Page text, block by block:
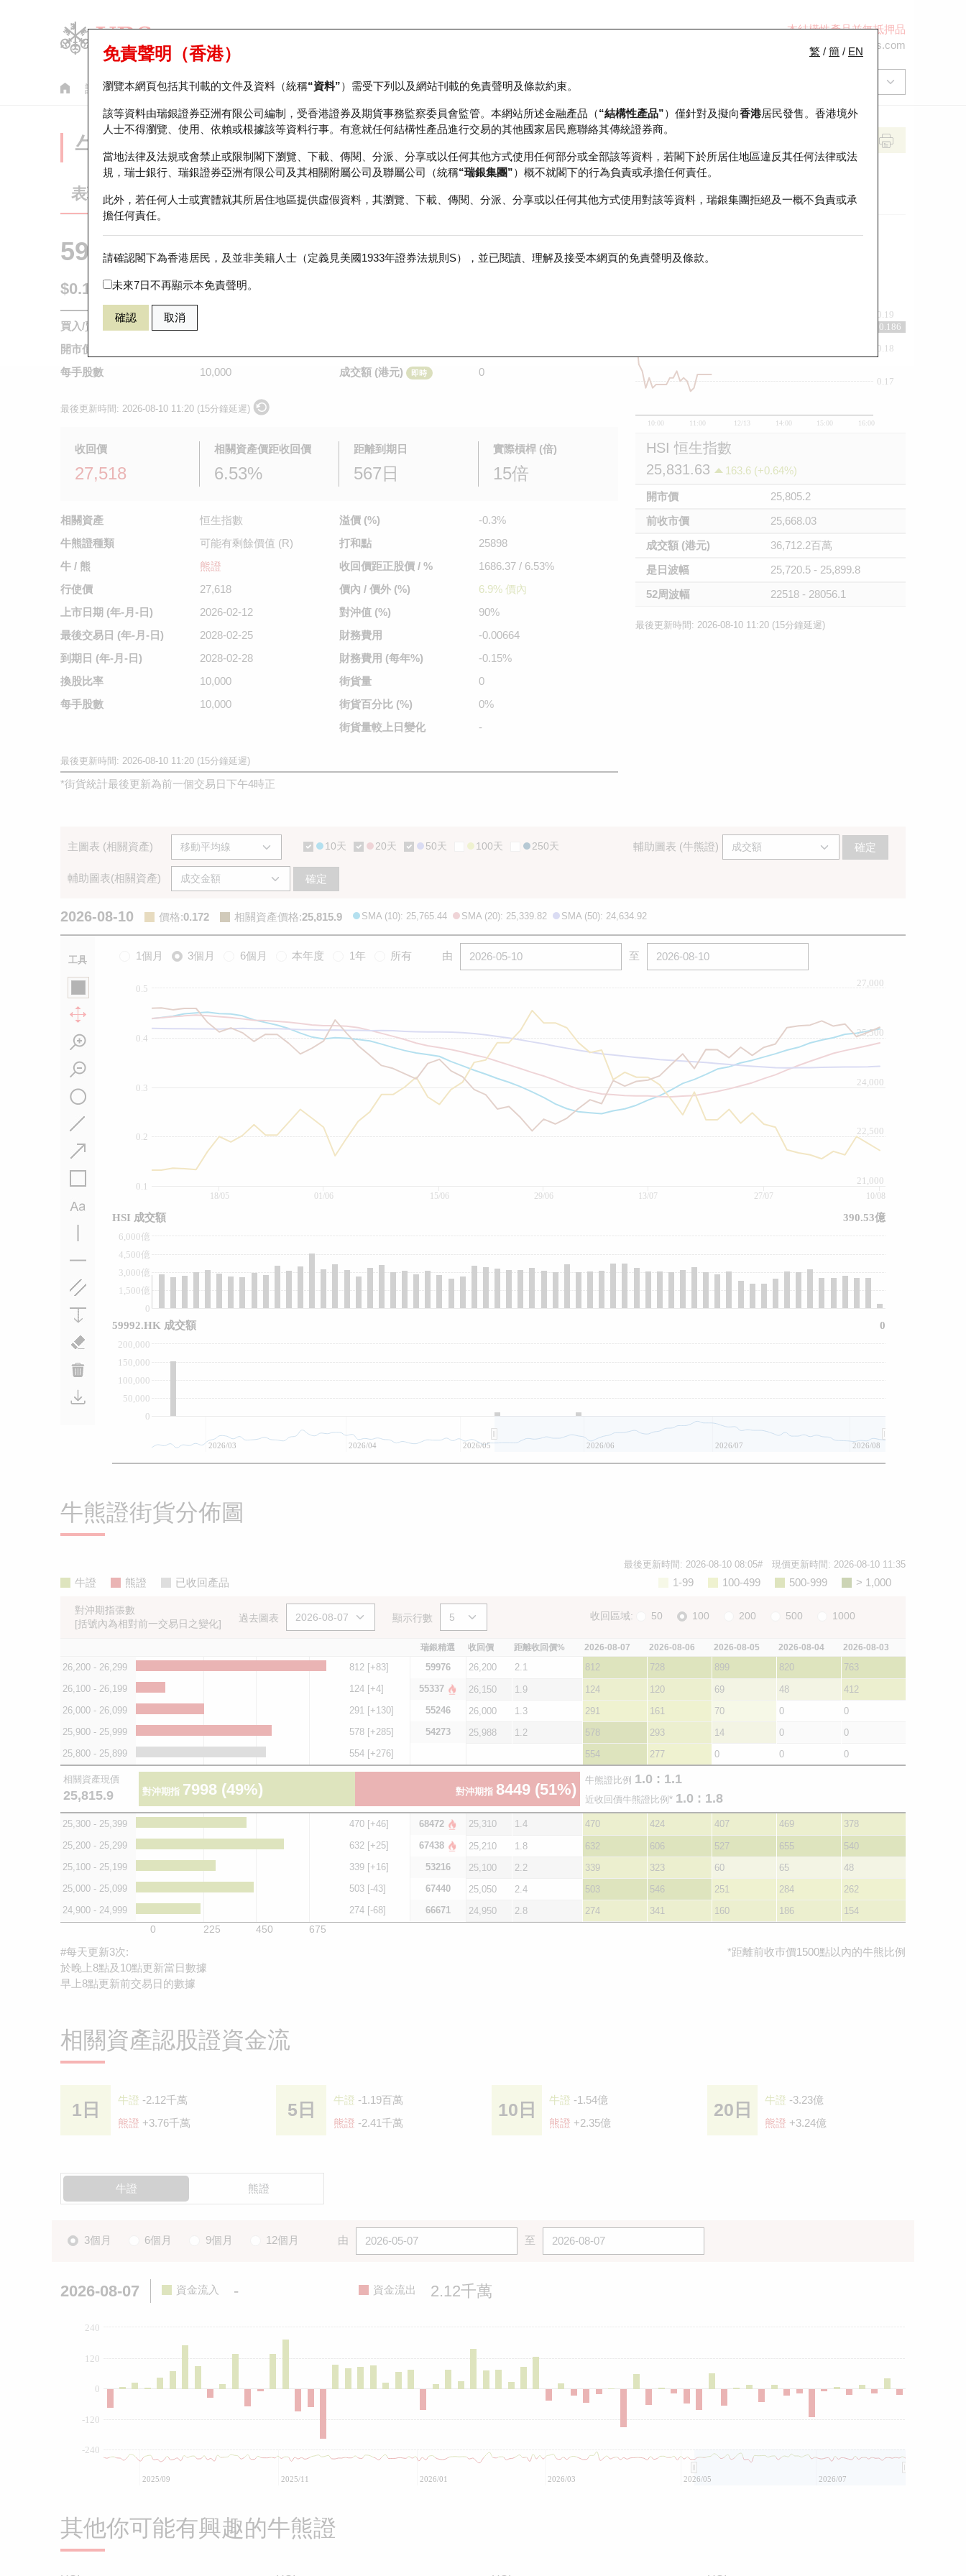
本結構性產品並無抵押品
ol-hkwarrants@ubs.com
認股證 牛熊證 美股指數產品 輪證市場統計 正股資料及市場統計 瑞銀輪證教室
繁 / 簡 / EN
免責聲明（香港）
瀏覽本網頁包括其刊載的文件及資料（統稱“資料”）需受下列以及網站刊載的免責聲明及條款約束。
該等資料由瑞銀證券亞洲有限公司編制，受香港證券及期貨事務監察委員會監管。本網站所述金融產品（“結構性產品”）僅針對及擬向香港居民發售。香港境外
人士不得瀏覽、使用、依賴或根據該等資料行事。有意就任何結構性產品進行交易的其他國家居民應聯絡其傳統證券商。
當地法律及法規或會禁止或限制閣下瀏覽、下載、傳閱、分派、分享或以任何其他方式使用任何部分或全部該等資料，若閣下於所居住地區違反其任何法律或法
規，瑞士銀行、瑞銀證券亞洲有限公司及其相關附屬公司及聯屬公司（統稱“瑞銀集團”）概不就閣下的行為負責或承擔任何責任。
此外，若任何人士或實體就其所居住地區提供虛假資料，其瀏覽、下載、傳閱、分派、分享或以任何其他方式使用對該等資料，瑞銀集團拒絕及一概不負責或承
擔任何責任。
請確認閣下為香港居民，及並非美籍人士（定義見美國1933年證券法規則S），並已閱讀、理解及接受本網頁的免責聲明及條款。
未來7日不再顯示本免責聲明。
確認 取消
牛熊證分析儀
表現 街貨統計 比較
59992 瑞銀熊證 HSI 恒生指數
$0.172 0.014 (-7.53%) 即時
買入/賣出價
開市價
每手股數
10,000
成交額 (港元)
即時 0
最後更新時間: 2026-08-10 11:20 (15分鐘延遲)
收回價
27,518
相關資產價距收回價
6.53%
距離到期日
567日
實際槓桿 (倍)
15倍
相關資產
恒生指數
牛熊證種類
可能有剩餘價值 (R)
牛 / 熊
熊證
行使價
27,618
上市日期 (年-月-日)
2026-02-12
最後交易日 (年-月-日)
2028-02-25
到期日 (年-月-日)
2028-02-28
換股比率
10,000
每手股數
10,000
溢價 (%)
-0.3%
打和點
25898
收回價距正股價 / %
1686.37 / 6.53%
價內 / 價外 (%)
6.9% 價內
對沖值 (%)
90%
財務費用
-0.00664
財務費用 (每年%)
-0.15%
街貨量
0
街貨百分比 (%)
0%
街貨量較 上日變化 -
最後更新時間: 2026-08-10 11:20 (15分鐘延遲)
*街貨統計最後更新為前一個交易日下午4時正
10:00 11:00 12/13 14:00 15:00 16:00
0.17
0.18
0.19
0.186
HSI 恒生指數
25,831.63
163.6 (+0.64%)
開市價
25,805.2
前收市價
25,668.03
成交額 (港元)
36,712.2百萬
是日波幅
25,720.5 - 25,899.8
52周波幅
22518 - 28056.1
最後更新時間: 2026-08-10 11:20 (15分鐘延遲)
主圖表 (相關資產) 10天 20天 50天 100天 250天 輔助圖表 (牛熊證) 確定
輔助圖表(相關資產) 確定
2026-08-10 價格:0.172 相關資產價格:25,815.9 SMA (10): 25,765.44 SMA (20): 25,339.82 SMA (50): 24,634.92
工具 1個月 3個月 6個月 本年度 1年 所有 由 至
0.1
0.2
0.3
0.4
0.5
24,000
21,000
22,500
25,500
27,000
0
1,500億
3,000億
4,500億
6,000億
0
50,000
100,000
150,000
200,000
01/06
18/05 15/06 29/06 13/07 27/07 10/08
2026/03 2026/04 2026/05 2026/06 2026/07 2026/08
HSI 成交額 390.53億
59992.HK 成交額 0
牛熊證街貨分佈圖
最後更新時間: 2026-08-10 08:05# 現價更新時間: 2026-08-10 11:35
牛證 熊證 已收回產品 > 1,000
500-999
100-499
1-99
對沖期指張數
[括號內為相對前一交易日之變化]
過去圖表 顯示行數 收回區域: 50 100 200 500 1000
瑞銀精選 收回價 距離收回價% 2026-08-07 2026-08-06 2026-08-05 2026-08-04 2026-08-03
26,200 - 26,299 812 [+83] 59976 26,200 2.1 812 728 899 820
763
26,100 - 26,199
124 [+4] 55337 26,150 1.9 124 120 69 48
412
26,000 - 26,099
291 [+130] 55246 26,000 1.3 291 161 70 0
0
25,900 - 25,999
578 [+285] 54273 25,988 1.2 578 293 14 0
0
25,800 - 25,899
554 [+276] 554 277 0 0 0
相關資產現價
25,815.9 對沖期指 7998 (49%) 對沖期指 8449 (51%)
牛熊證比例 1.0 : 1.1
近收回價牛熊證比例* 1.0 : 1.8
25,300 - 25,399 470 [+46] 68472 25,310 1.4 470 424 407 469
378
25,200 - 25,299
632 [+25] 67438 25,210 1.8 632 606 527 655
540
25,100 - 25,199
339 [+16] 53216 25,100 2.2 339 323 60 65
48
25,000 - 25,099
503 [-43] 67440 25,050 2.4 503 546 251 284
262
24,900 - 24,999
274 [-68] 66671 24,950 2.8 274 341 160 186 154
0 225 450 675
#每天更新3次:
於晚上8點及10點更新當日數據
早上8點更新前交易日的數據
*距離前收巿價1500點以內的牛熊比例
相關資產認股證資金流
1日 牛證 -2.12千萬
熊證 +3.76千萬
5日 牛證 -1.19百萬
熊證 -2.41千萬
10日 牛證 -1.54億
熊證 +2.35億
20日 牛證 -3.23億
熊證 +3.24億
牛證 熊證
3個月 6個月 9個月 12個月 由 至
2026-08-07 資金流入 - 資金流出 2.12千萬
0
-240
-120
120
240
2025/09 2025/11 2026/01 2026/03 2026/05 2026/07
其他你可能有興趣的牛熊證